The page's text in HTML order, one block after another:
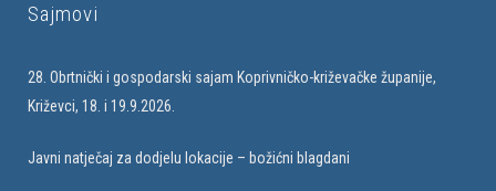
Sajmovi
28. Obrtnički i gospodarski sajam Koprivničko-križevačke županije,
Križevci, 18. i 19.9.2026.
Javni natječaj za dodjelu lokacije – božićni blagdani